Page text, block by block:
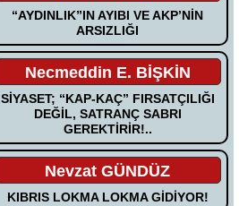
“AYDINLIK”IN AYIBI VE AKP’NİN
ARSIZLIĞI
Necmeddin E. BİŞKİN
SİYASET; “KAP-KAÇ” FIRSATÇILIĞI
DEĞİL, SATRANÇ SABRI
GEREKTİRİR!..
Nevzat GÜNDÜZ
KIBRIS LOKMA LOKMA GİDİYOR!